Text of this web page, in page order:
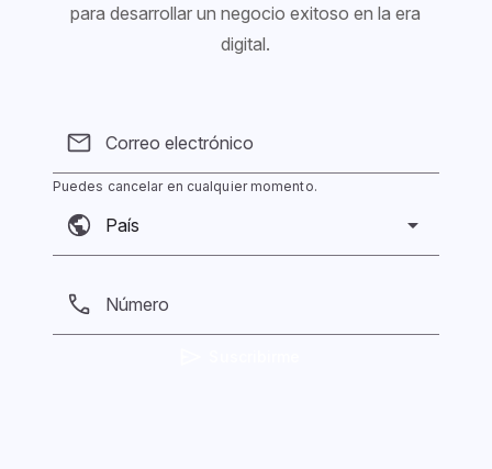
para desarrollar un negocio exitoso en la era
digital.
Correo electrónico
Puedes cancelar en cualquier momento.
Número